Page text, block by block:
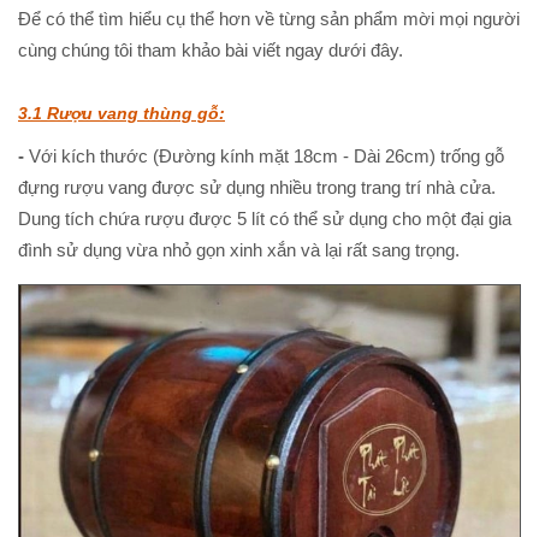
Để có thể tìm hiểu cụ thể hơn về từng sản phẩm mời mọi người
cùng chúng tôi tham khảo bài viết ngay dưới đây.
3.1 Rượu vang thùng gỗ:
- Với kích thước (Đường kính mặt 18cm - Dài 26cm) trống gỗ
đựng rượu vang được sử dụng nhiều trong trang trí nhà cửa.
Dung tích chứa rượu được 5 lít có thể sử dụng cho một đại gia
đình sử dụng vừa nhỏ gọn xinh xắn và lại rất sang trọng.